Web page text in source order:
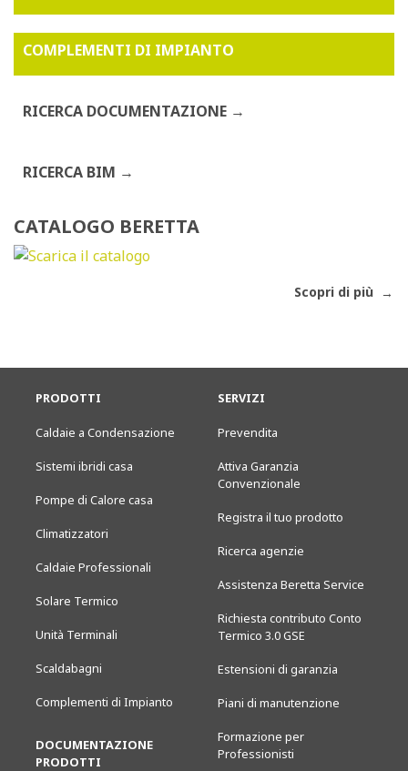
COMPLEMENTI DI IMPIANTO
RICERCA DOCUMENTAZIONE
RICERCA BIM
CATALOGO BERETTA
Scopri di più
PRODOTTI
Caldaie a Condensazione
Sistemi ibridi casa
Pompe di Calore casa
Climatizzatori
Caldaie Professionali
Solare Termico
Unità Terminali
Scaldabagni
Complementi di Impianto
DOCUMENTAZIONE
PRODOTTI
SERVIZI
Prevendita
Attiva Garanzia
Convenzionale
Registra il tuo prodotto
Ricerca agenzie
Assistenza Beretta Service
Richiesta contributo Conto
Termico 3.0 GSE
Estensioni di garanzia
Piani di manutenzione
Formazione per
Professionisti